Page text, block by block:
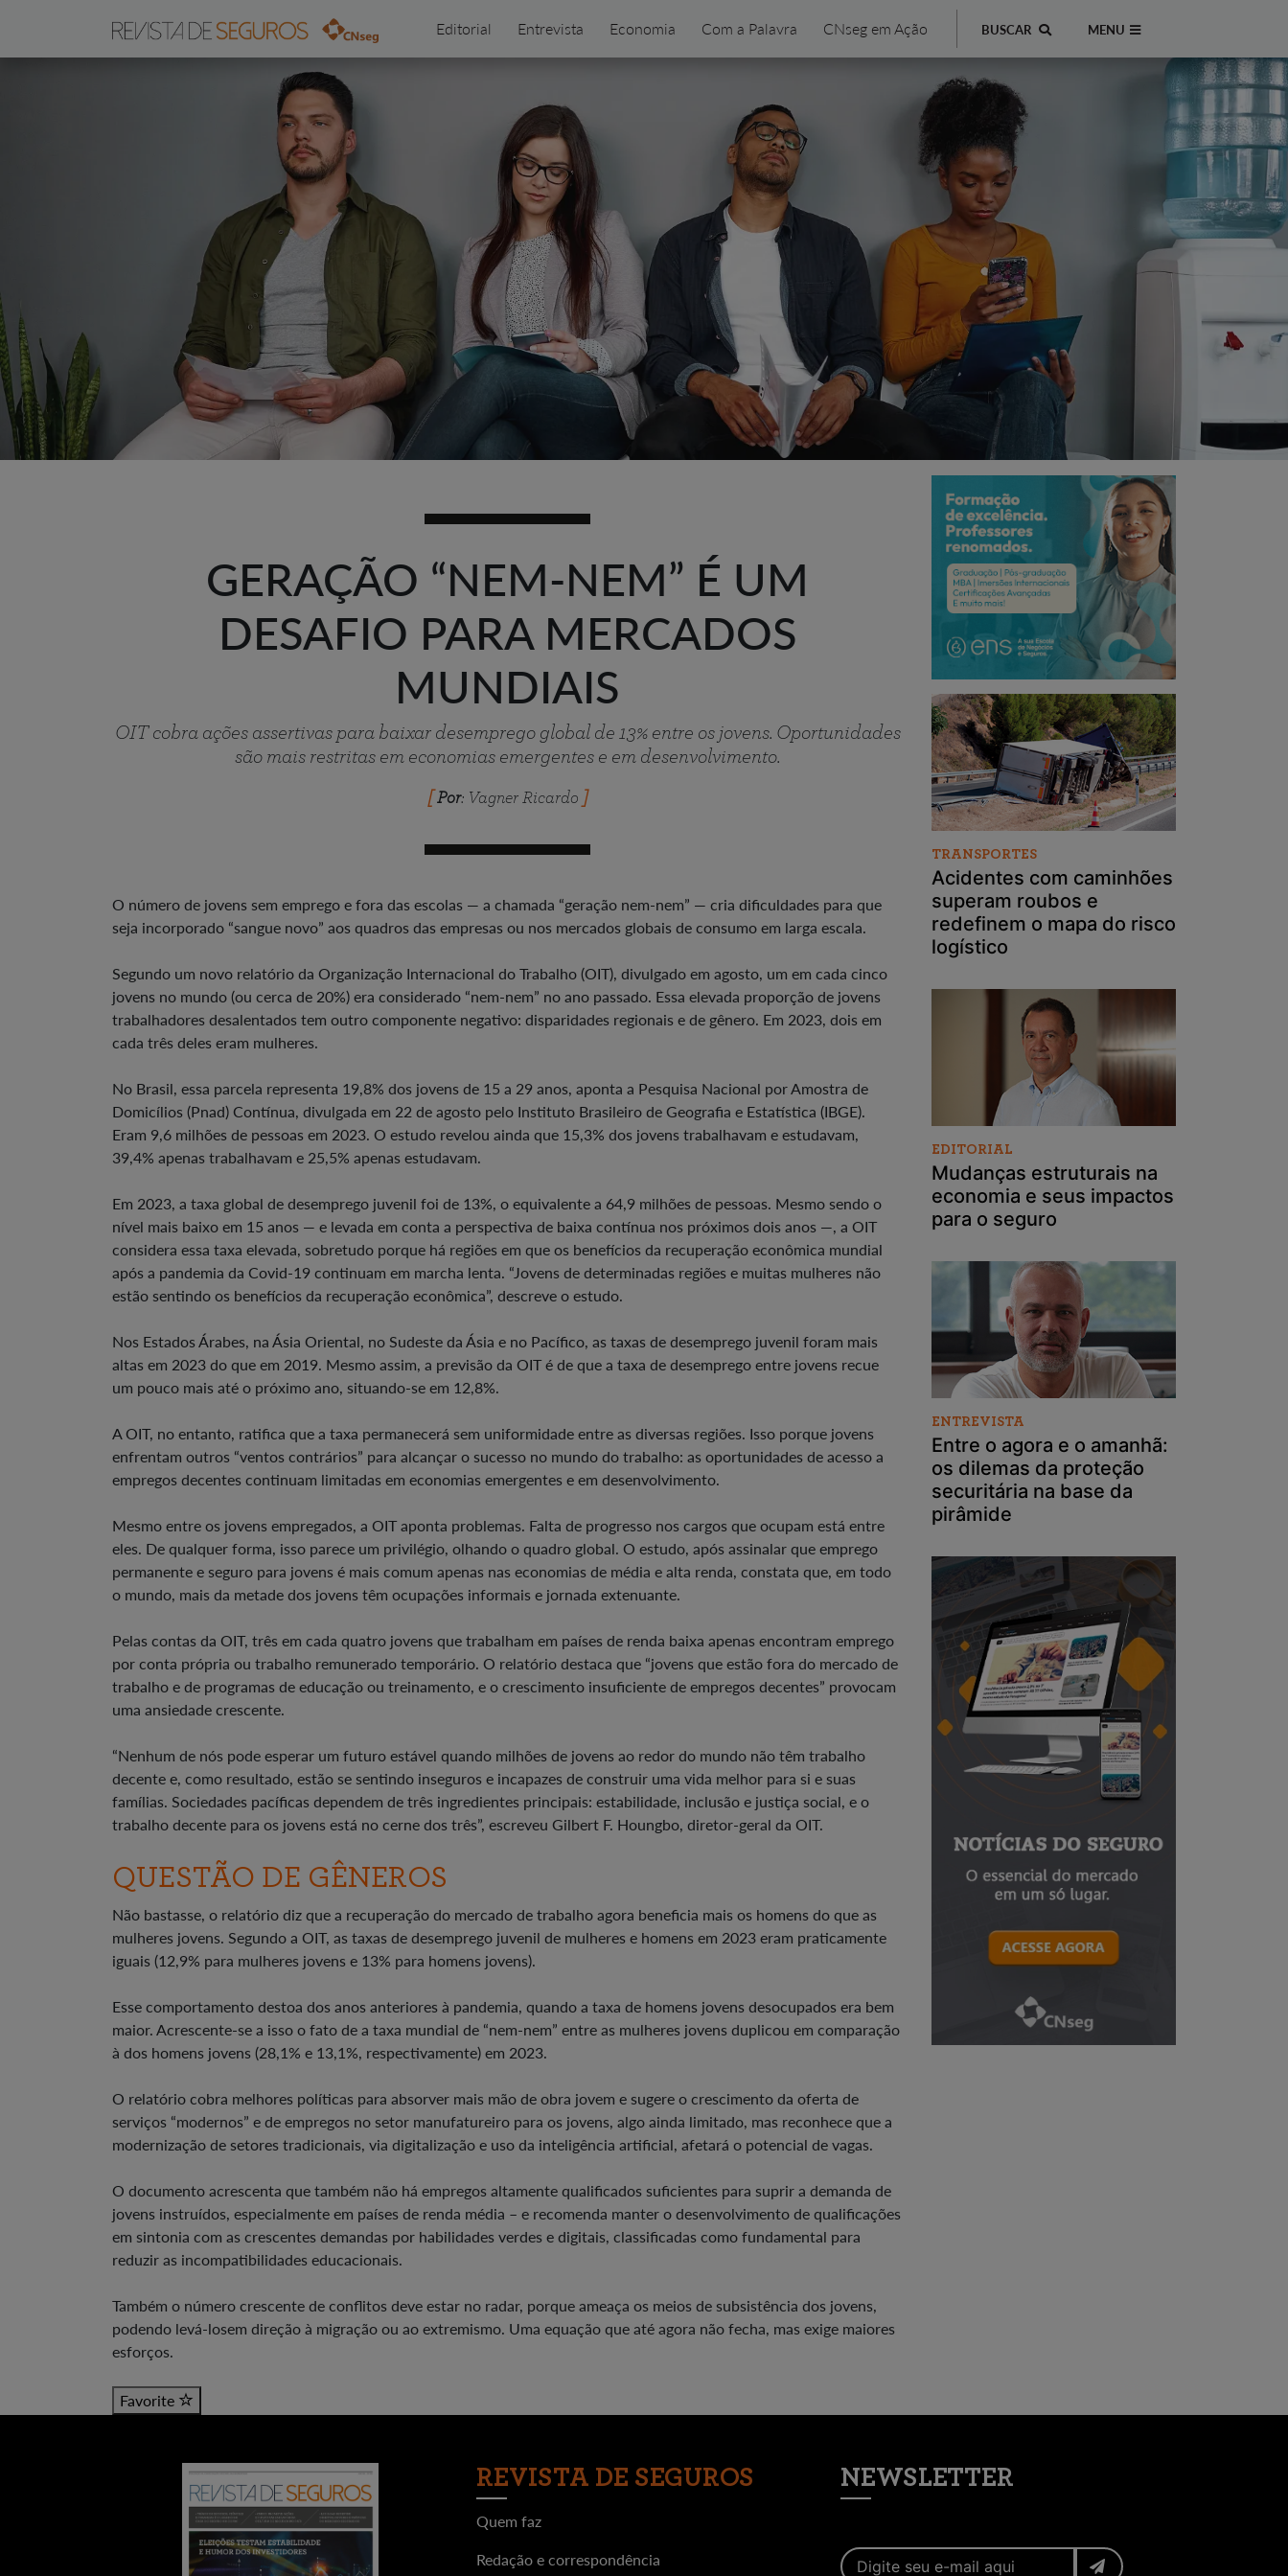
Editorial Entrevista Economia Com a Palavra CNseg em Ação BUSCAR MENU
GERAÇÃO “NEM-NEM” É UM
DESAFIO PARA MERCADOS
MUNDIAIS
OIT cobra ações assertivas para baixar desemprego global de 13% entre os jovens. Oportunidades
são mais restritas em economias emergentes e em desenvolvimento.
Por: Vagner Ricardo
O número de jovens sem emprego e fora das escolas — a chamada “geração nem-nem” — cria dificuldades para que
seja incorporado “sangue novo” aos quadros das empresas ou nos mercados globais de consumo em larga escala.
Segundo um novo relatório da Organização Internacional do Trabalho (OIT), divulgado em agosto, um em cada cinco
jovens no mundo (ou cerca de 20%) era considerado “nem-nem” no ano passado. Essa elevada proporção de jovens
trabalhadores desalentados tem outro componente negativo: disparidades regionais e de gênero. Em 2023, dois em
cada três deles eram mulheres.
No Brasil, essa parcela representa 19,8% dos jovens de 15 a 29 anos, aponta a Pesquisa Nacional por Amostra de
Domicílios (Pnad) Contínua, divulgada em 22 de agosto pelo Instituto Brasileiro de Geografia e Estatística (IBGE).
Eram 9,6 milhões de pessoas em 2023. O estudo revelou ainda que 15,3% dos jovens trabalhavam e estudavam,
39,4% apenas trabalhavam e 25,5% apenas estudavam.
Em 2023, a taxa global de desemprego juvenil foi de 13%, o equivalente a 64,9 milhões de pessoas. Mesmo sendo o
nível mais baixo em 15 anos — e levada em conta a perspectiva de baixa contínua nos próximos dois anos —, a OIT
considera essa taxa elevada, sobretudo porque há regiões em que os benefícios da recuperação econômica mundial
após a pandemia da Covid-19 continuam em marcha lenta. “Jovens de determinadas regiões e muitas mulheres não
estão sentindo os benefícios da recuperação econômica”, descreve o estudo.
Nos Estados Árabes, na Ásia Oriental, no Sudeste da Ásia e no Pacífico, as taxas de desemprego juvenil foram mais
altas em 2023 do que em 2019. Mesmo assim, a previsão da OIT é de que a taxa de desemprego entre jovens recue
um pouco mais até o próximo ano, situando-se em 12,8%.
A OIT, no entanto, ratifica que a taxa permanecerá sem uniformidade entre as diversas regiões. Isso porque jovens
enfrentam outros “ventos contrários” para alcançar o sucesso no mundo do trabalho: as oportunidades de acesso a
empregos decentes continuam limitadas em economias emergentes e em desenvolvimento.
Mesmo entre os jovens empregados, a OIT aponta problemas. Falta de progresso nos cargos que ocupam está entre
eles. De qualquer forma, isso parece um privilégio, olhando o quadro global. O estudo, após assinalar que emprego
permanente e seguro para jovens é mais comum apenas nas economias de média e alta renda, constata que, em todo
o mundo, mais da metade dos jovens têm ocupações informais e jornada extenuante.
Pelas contas da OIT, três em cada quatro jovens que trabalham em países de renda baixa apenas encontram emprego
por conta própria ou trabalho remunerado temporário. O relatório destaca que “jovens que estão fora do mercado de
trabalho e de programas de educação ou treinamento, e o crescimento insuficiente de empregos decentes” provocam
uma ansiedade crescente.
“Nenhum de nós pode esperar um futuro estável quando milhões de jovens ao redor do mundo não têm trabalho
decente e, como resultado, estão se sentindo inseguros e incapazes de construir uma vida melhor para si e suas
famílias. Sociedades pacíficas dependem de três ingredientes principais: estabilidade, inclusão e justiça social, e o
trabalho decente para os jovens está no cerne dos três”, escreveu Gilbert F. Houngbo, diretor-geral da OIT.
QUESTÃO DE GÊNEROS
Não bastasse, o relatório diz que a recuperação do mercado de trabalho agora beneficia mais os homens do que as
mulheres jovens. Segundo a OIT, as taxas de desemprego juvenil de mulheres e homens em 2023 eram praticamente
iguais (12,9% para mulheres jovens e 13% para homens jovens).
Esse comportamento destoa dos anos anteriores à pandemia, quando a taxa de homens jovens desocupados era bem
maior. Acrescente-se a isso o fato de a taxa mundial de “nem-nem” entre as mulheres jovens duplicou em comparação
à dos homens jovens (28,1% e 13,1%, respectivamente) em 2023.
O relatório cobra melhores políticas para absorver mais mão de obra jovem e sugere o crescimento da oferta de
serviços “modernos” e de empregos no setor manufatureiro para os jovens, algo ainda limitado, mas reconhece que a
modernização de setores tradicionais, via digitalização e uso da inteligência artificial, afetará o potencial de vagas.
O documento acrescenta que também não há empregos altamente qualificados suficientes para suprir a demanda de
jovens instruídos, especialmente em países de renda média – e recomenda manter o desenvolvimento de qualificações
em sintonia com as crescentes demandas por habilidades verdes e digitais, classificadas como fundamental para
reduzir as incompatibilidades educacionais.
Também o número crescente de conflitos deve estar no radar, porque ameaça os meios de subsistência dos jovens,
podendo levá-losem direção à migração ou ao extremismo. Uma equação que até agora não fecha, mas exige maiores
esforços.
Favorite
TRANSPORTES
Acidentes com caminhões
superam roubos e
redefinem o mapa do risco
logístico
EDITORIAL
Mudanças estruturais na
economia e seus impactos
para o seguro
ENTREVISTA
Entre o agora e o amanhã:
os dilemas da proteção
securitária na base da
pirâmide
REVISTA DE SEGUROS
Quem faz
Redação e correspondência
NEWSLETTER